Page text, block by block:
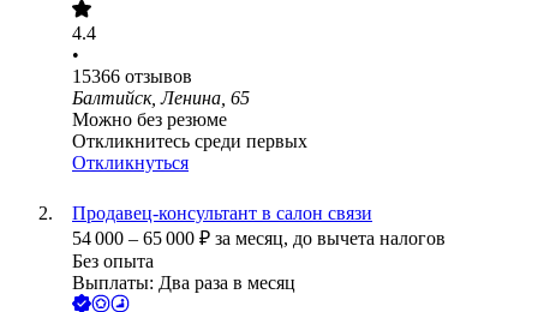
4.4
•
15366 отзывов
Балтийск, Ленина, 65
Можно без резюме
Откликнитесь среди первых
Откликнуться
Продавец-консультант в салон связи
54 000 – 65 000 ₽ за месяц, до вычета налогов
Без опыта
Выплаты: Два раза в месяц